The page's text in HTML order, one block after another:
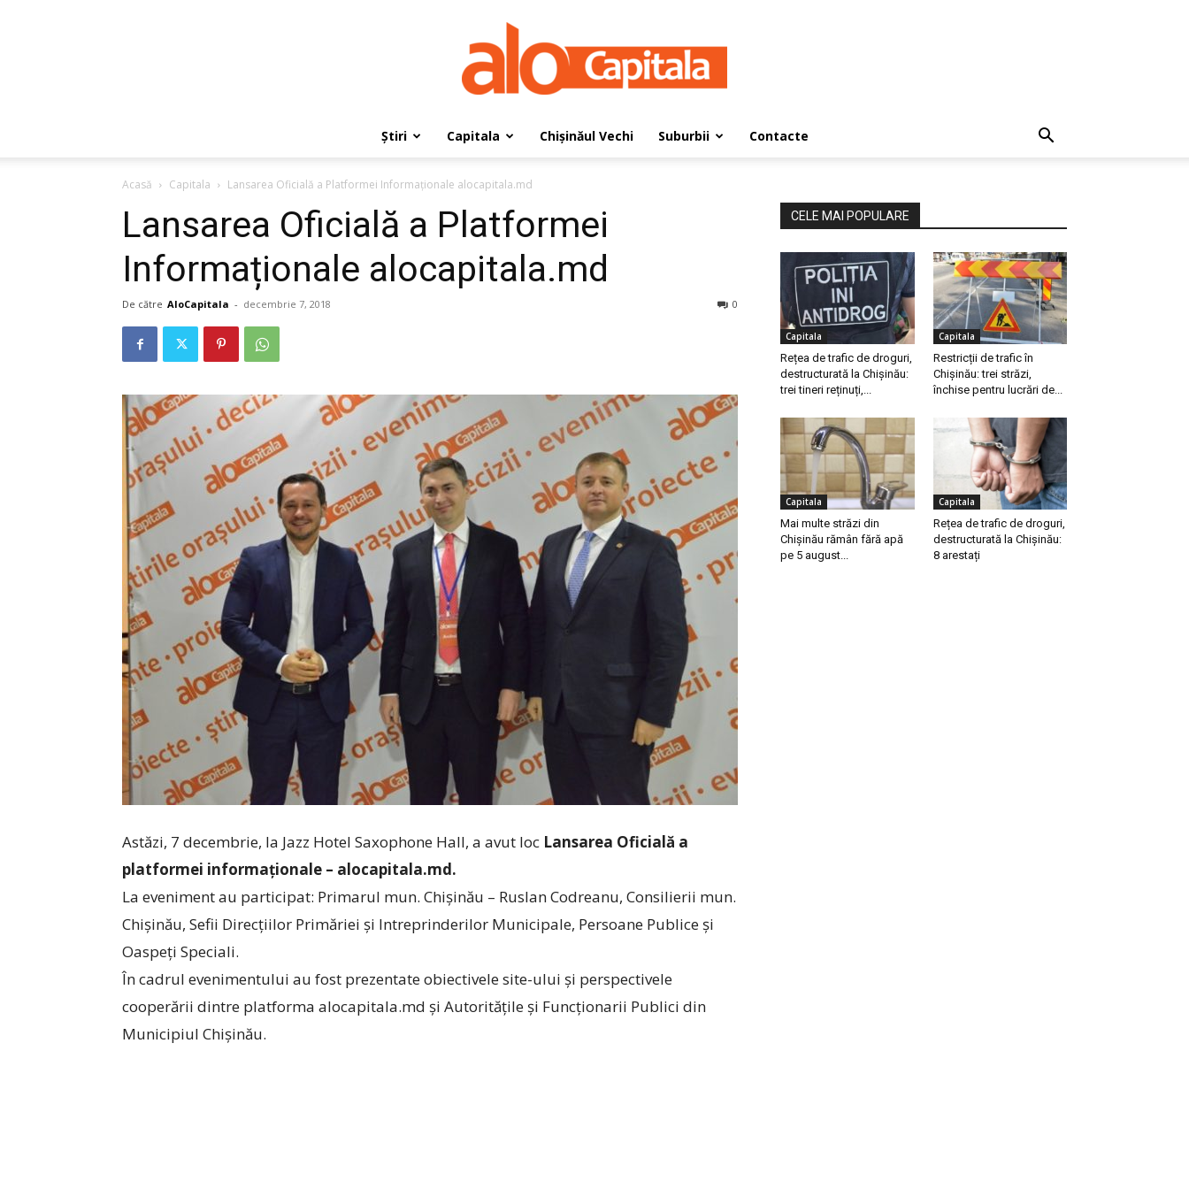
Știri Capitala Chișinăul Vechi Suburbii Contacte
Acasă Capitala Lansarea Oficială a Platformei Informaționale alocapitala.md
Lansarea Oficială a Platformei
Informaționale alocapitala.md
De către AloCapitala - decembrie 7, 2018 0
Astăzi, 7 decembrie, la Jazz Hotel Saxophone Hall, a avut loc Lansarea Oficială a
platformei informaționale – alocapitala.md.
La eveniment au participat: Primarul mun. Chișinău – Ruslan Codreanu, Consilierii mun.
Chișinău, Sefii Direcțiilor Primăriei și Intreprinderilor Municipale, Persoane Publice și
Oaspeți Speciali.
În cadrul evenimentului au fost prezentate obiectivele site-ului și perspectivele
cooperării dintre platforma alocapitala.md și Autoritățile și Funcționarii Publici din
Municipiul Chișinău.
CELE MAI POPULARE
Capitala
Rețea de trafic de droguri,
destructurată la Chișinău:
trei tineri reținuți,...
Capitala
Restricții de trafic în
Chișinău: trei străzi,
închise pentru lucrări de...
Capitala
Mai multe străzi din
Chișinău rămân fără apă
pe 5 august...
Capitala
Rețea de trafic de droguri,
destructurată la Chișinău:
8 arestați